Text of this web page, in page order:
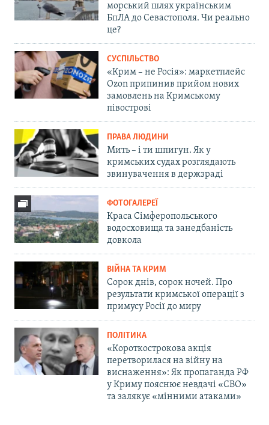
морський шлях українським
БпЛА до Севастополя. Чи реально
це?
СУСПІЛЬСТВО
«Крим – не Росія»: маркетплейс
Ozon припинив прийом нових
замовлень на Кримському
півострові
ПРАВА ЛЮДИНИ
Мить – і ти шпигун. Як у
кримських судах розглядають
звинувачення в держзраді
ФОТОГАЛЕРЕЇ
Краса Сімферопольського
водосховища та занедбаність
довкола
ВІЙНА ТА КРИМ
Сорок днів, сорок ночей. Про
результати кримської операції з
примусу Росії до миру
ПОЛІТИКА
«Короткострокова акція
перетворилася на війну на
виснаження»: Як пропаганда РФ
у Криму пояснює невдачі «СВО»
та залякує «мінними атаками»